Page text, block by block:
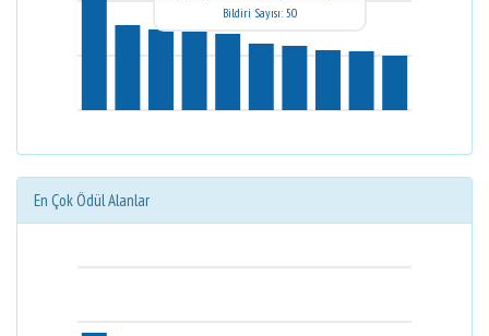
Bildiri Sayısı: 50
En Çok Ödül Alanlar